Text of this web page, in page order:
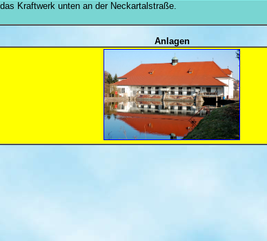
Kraftwerk unten an der Neckartalstraße.
Anlagen